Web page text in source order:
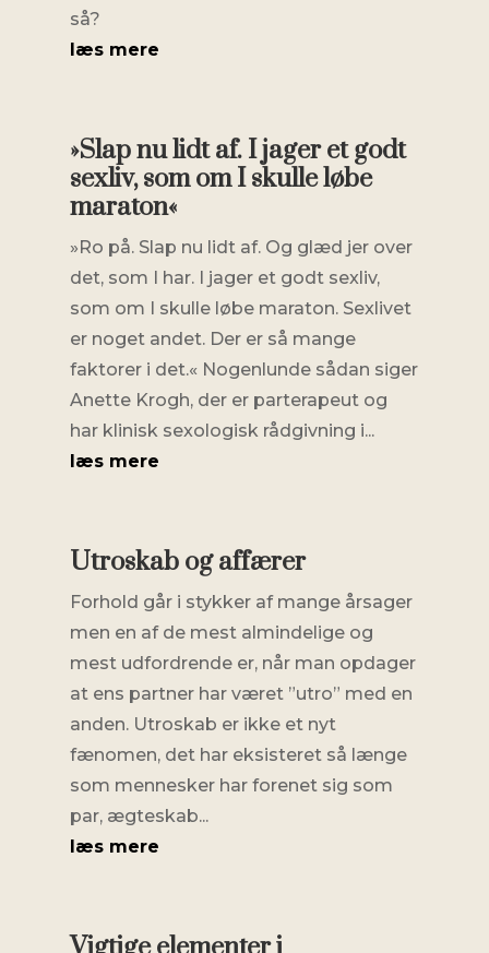
så?
læs mere
»Slap nu lidt af. I jager et godt
sexliv, som om I skulle løbe
maraton«
»Ro på. Slap nu lidt af. Og glæd jer over
det, som I har. I jager et godt sexliv,
som om I skulle løbe maraton. Sexlivet
er noget andet. Der er så mange
faktorer i det.« Nogenlunde sådan siger
Anette Krogh, der er parterapeut og
har klinisk sexologisk rådgivning i...
læs mere
Utroskab og affærer
Forhold går i stykker af mange årsager
men en af de mest almindelige og
mest udfordrende er, når man opdager
at ens partner har været ”utro” med en
anden. Utroskab er ikke et nyt
fænomen, det har eksisteret så længe
som mennesker har forenet sig som
par, ægteskab...
læs mere